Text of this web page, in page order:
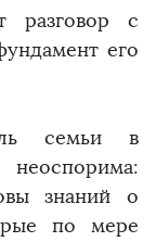
разговор с
его
семьи в
знаний о
по мере